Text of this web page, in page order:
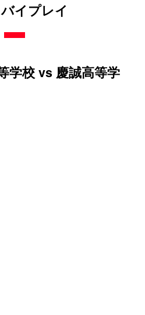
イプレイ
学校 vs 慶誠高等学